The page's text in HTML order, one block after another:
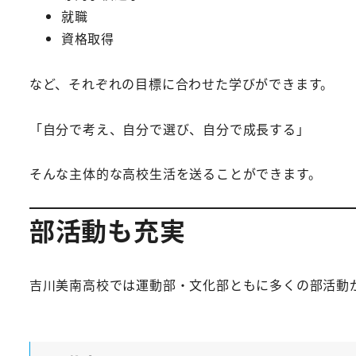
就職
資格取得
など、それぞれの目標に合わせた学びができます。
「自分で考え、自分で選び、自分で成長する」
そんな主体的な高校生活を送ることができます。
部活動も充実
吉川美南高校では運動部・文化部ともに多くの部活動